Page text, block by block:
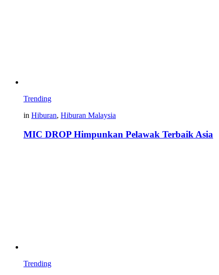
Trending
in Hiburan, Hiburan Malaysia
MIC DROP Himpunkan Pelawak Terbaik Asia
Trending